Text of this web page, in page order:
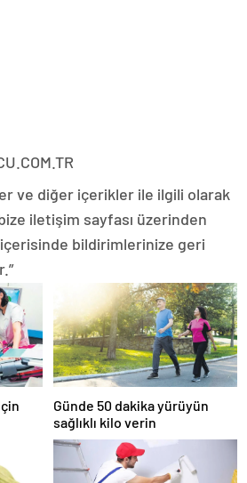
ve diğer içerikler ile ilgili olarak
iletişim sayfası üzerinden
bildirimlerinize geri
Günde 50 dakika yürüyün
sağlıklı kilo verin